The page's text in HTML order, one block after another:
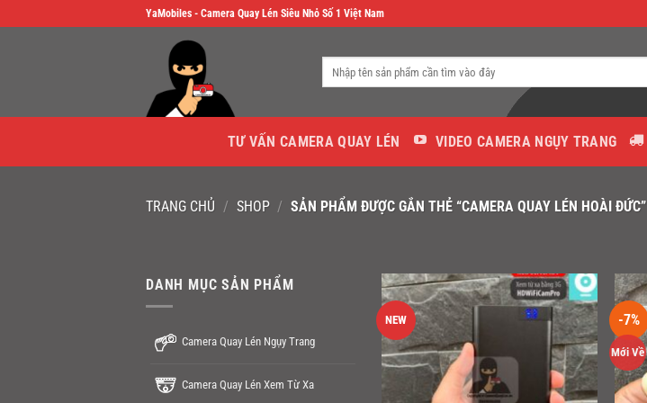
to
YaMobiles - Camera Quay Lén Siêu Nhỏ Số 1 Việt Nam
TƯ VẤN CAMERA QUAY LÉN VIDEO CAMERA NGỤY TRANG
TRANG CHỦ / SHOP / SẢN PHẨM ĐƯỢC GẮN THẺ “CAMERA QUAY LÉN HOÀI ĐỨC”
DANH MỤC SẢN PHẨM
Camera Quay Lén Ngụy Trang
Camera Quay Lén Xem Từ Xa
NEW -7%
Mới Về